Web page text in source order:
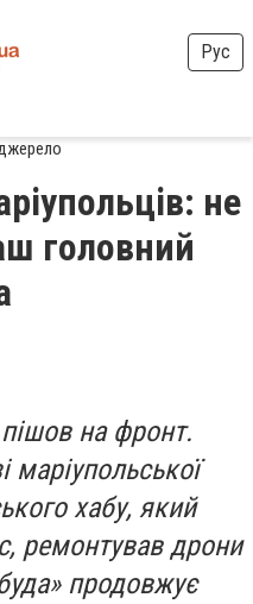
Рус
не
головний
на фронт.
маріупольської
хабу, який
ремонтував дрони
продовжує